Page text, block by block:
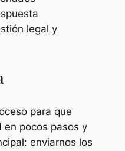
legal y
para que
en pocos pasos y
enviarnos los